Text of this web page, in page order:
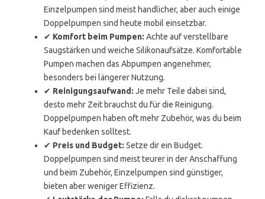
Einzelpumpen sind meist handlicher, aber auch einige
Doppelpumpen sind heute mobil einsetzbar.
✔ Komfort beim Pumpen: Achte auf verstellbare
Saugstärken und weiche Silikonaufsätze. Komfortable
Pumpen machen das Abpumpen angenehmer,
besonders bei längerer Nutzung.
✔ Reinigungsaufwand: Je mehr Teile dabei sind,
desto mehr Zeit brauchst du für die Reinigung.
Doppelpumpen haben oft mehr Zubehör, was du beim
Kauf bedenken solltest.
✔ Preis und Budget: Setze dir ein Budget.
Doppelpumpen sind meist teurer in der Anschaffung
und beim Zubehör, Einzelpumpen sind günstiger,
bieten aber weniger Effizienz.